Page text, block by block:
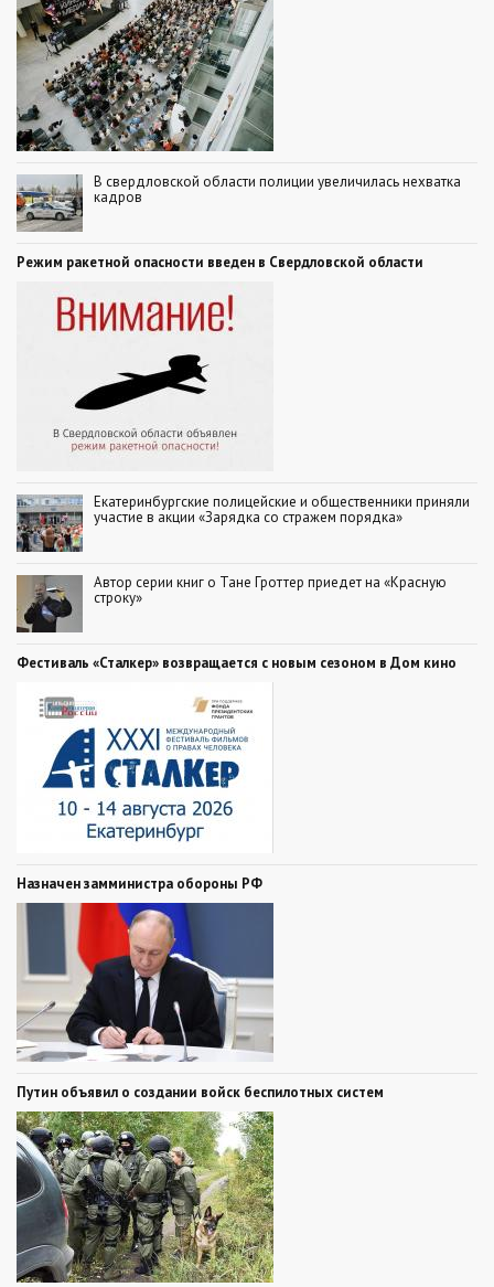
В свердловской области полиции увеличилась нехватка
кадров
Режим ракетной опасности введен в Свердловской области
Екатеринбургские полицейские и общественники приняли
участие в акции «Зарядка со стражем порядка»
Автор серии книг о Тане Гроттер приедет на «Красную
строку»
Фестиваль «Сталкер» возвращается с новым сезоном в Дом кино
Назначен замминистра обороны РФ
Путин объявил о создании войск беспилотных систем